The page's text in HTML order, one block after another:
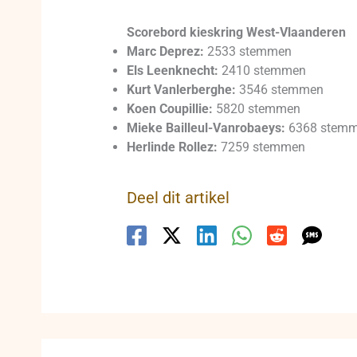
Scorebord kieskring West-Vlaanderen
Marc Deprez: 2533 stemmen
Els Leenknecht: 2410 stemmen
Kurt Vanlerberghe: 3546 stemmen
Koen Coupillie: 5820 stemmen
Mieke Bailleul-Vanrobaeys: 6368
Herlinde Rollez: 7259 stemmen
Deel dit artikel